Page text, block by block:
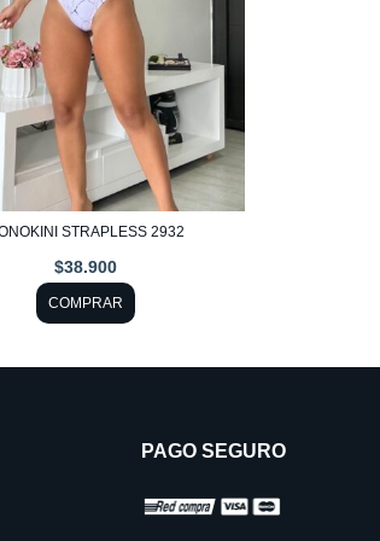
STRAPLESS 2932
$38.900
COMPRAR
opciones
se
pueden
elegir
en
la
página
de
producto
PAGO SEGURO